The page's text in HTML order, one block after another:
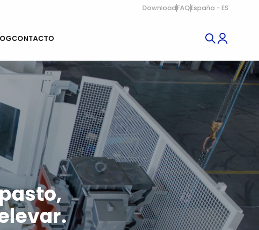
DownloadFAQ España - ES
CONTACTO